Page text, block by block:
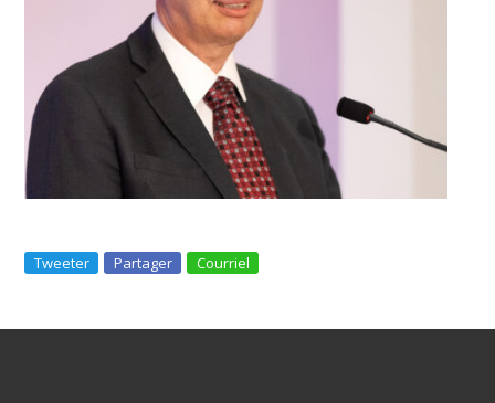
Tweeter Partager Courriel